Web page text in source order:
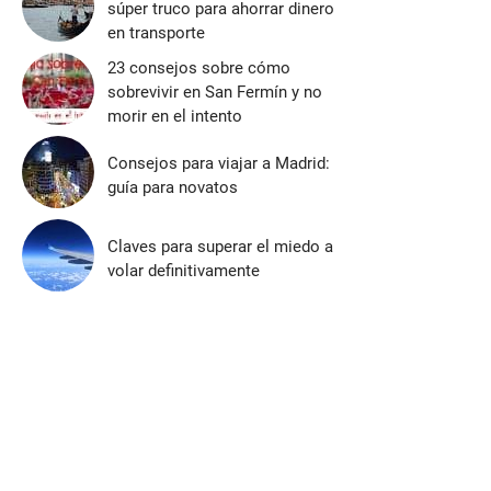
súper truco para ahorrar dinero
en transporte
23 consejos sobre cómo
sobrevivir en San Fermín y no
morir en el intento
Consejos para viajar a Madrid:
guía para novatos
Claves para superar el miedo a
volar definitivamente